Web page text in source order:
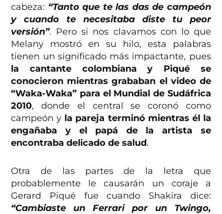
cabeza: “Tanto que te las das de campeón
y cuando te necesitaba diste tu peor
versión”. Pero si nos clavamos con lo que
Melany mostró en su hilo, esta palabras
tienen un significado más impactante, pues
la cantante colombiana y Piqué se
conocieron mientras grababan el video de
“Waka-Waka” para el Mundial de Sudáfrica
2010, donde el central se coronó como
campeón y la pareja terminó mientras él la
engañaba y el papá de la artista se
encontraba delicado de salud.
Otra de las partes de la letra que
probablemente le causarán un coraje a
Gerard Piqué fue cuando Shakira dice:
“Cambiaste un Ferrari por un Twingo,